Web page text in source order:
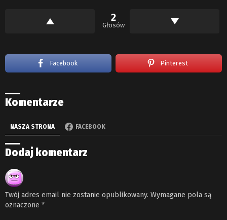
2
Głosów
Facebook Pinterest
Komentarze
NASZA STRONA FACEBOOK
Dodaj komentarz
Twój adres email nie zostanie opublikowany. Wymagane pola są
oznaczone *